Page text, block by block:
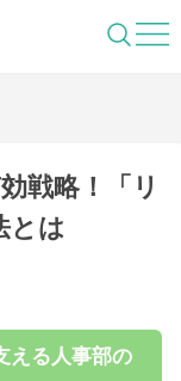
らすメディ
戦略！「リ
とは
える人事部の